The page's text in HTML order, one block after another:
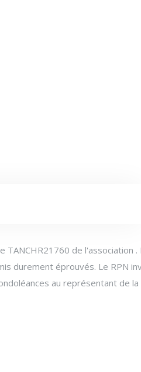
TANCHR21760 de l'association .
durement éprouvés. Le RPN
au représentant de la